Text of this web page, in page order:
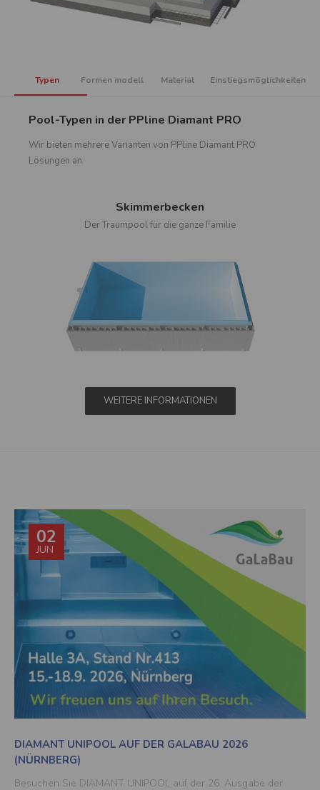
Land und Sprache auswählen
Zustand
Austria
Zustand
Typen Formen modell Material Einstiegsmöglichkeiten
Pool-Typen in der PPline Diamant PRO
Wir bieten mehrere Varianten von PPline Diamant PRO
Lösungen an
Skimmerbecken
Der Traumpool für die ganze Familie
WEITERE INFORMATIONEN
02
JUN
DIAMANT UNIPOOL AUF DER GALABAU 2026
(NÜRNBERG)
Besuchen Sie DIAMANT UNIPOOL auf der 26. Ausgabe der